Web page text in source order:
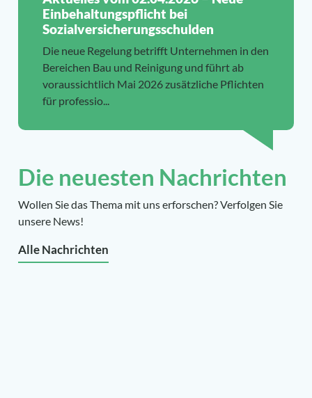
Einbehaltungspflicht bei
Sozialversicherungsschulden
Die neue Regelung betrifft Unternehmen in den
Bereichen Bau und Reinigung und führt ab
voraussichtlich Mai 2026 zusätzliche Pflichten
für professio...
Die neuesten Nachrichten
Wollen Sie das Thema mit uns erforschen? Verfolgen Sie
unsere News!
Alle Nachrichten